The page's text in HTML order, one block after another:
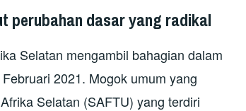
perubahan dasar yang radikal
Selatan mengambil bahagian dalam
2021. Mogok umum yang
Selatan (SAFTU) yang terdiri